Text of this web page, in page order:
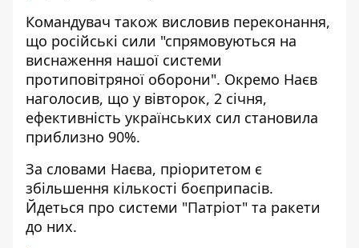
Командувач також висловив переконання,
що російські сили "спрямовуються на
виснаження нашої системи
протиповітряної оборони". Окремо Наєв
наголосив, що у вівторок, 2 січня,
ефективність українських сил становила
приблизно 90%.
За словами Наєва, пріоритетом є
збільшення кількості боєприпасів.
Йдеться про системи "Патріот" та ракети
до них.